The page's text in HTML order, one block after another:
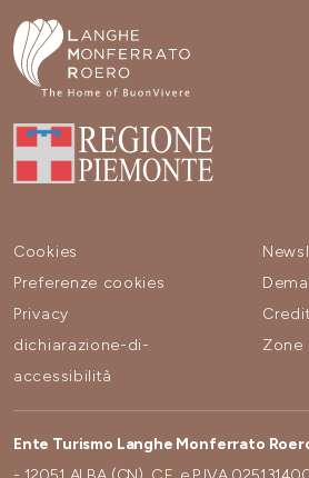
Cookies
Preferenze cookies
Privacy
dichiarazione-di-
accessibilità
Zone
Ente Turismo Langhe Monferrato